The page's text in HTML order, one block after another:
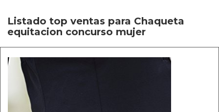
Listado top ventas para Chaqueta
equitacion concurso mujer